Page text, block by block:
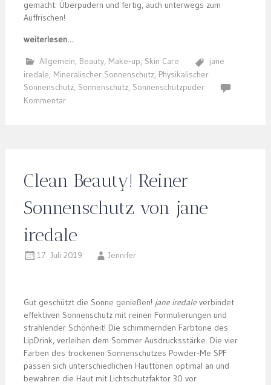
gemacht: Überpudern und fertig, auch unterwegs zum
Auffrischen!
weiterlesen…
Allgemein, Beauty, Make-up, Skin Care
jane
iredale, Mineralischer Sonnenschutz, Physikalischer
Sonnenschutz, Sonnenschutz, Sonnenschutzpuder
Kommentar
Clean Beauty! Reiner
Sonnenschutz von jane
iredale
17. Juli 2019 Jennifer
Gut geschützt die Sonne genießen! jane iredaleverbindet
effektiven Sonnenschutz mit reinen Formulierungen und
strahlender Schönheit! Die schimmernden Farbtöne des
LipDrink, verleihen dem Sommer Ausdrucksstärke. Die vier
Farben des trockenen Sonnenschutzes Powder-Me SPF
passen sich unterschiedlichen Hauttönen optimal an und
bewahren die Haut mit Lichtschutzfaktor 30 vor